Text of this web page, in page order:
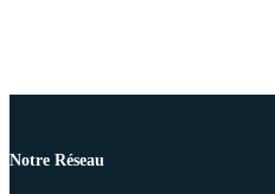
Notre Réseau